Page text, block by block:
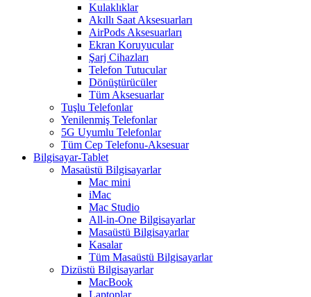
Kulaklıklar
Akıllı Saat Aksesuarları
AirPods Aksesuarları
Ekran Koruyucular
Şarj Cihazları
Telefon Tutucular
Dönüştürücüler
Tüm Aksesuarlar
Tuşlu Telefonlar
Yenilenmiş Telefonlar
5G Uyumlu Telefonlar
Tüm Cep Telefonu-Aksesuar
Bilgisayar-Tablet
Masaüstü Bilgisayarlar
Mac mini
iMac
Mac Studio
All-in-One Bilgisayarlar
Masaüstü Bilgisayarlar
Kasalar
Tüm Masaüstü Bilgisayarlar
Dizüstü Bilgisayarlar
MacBook
Laptoplar